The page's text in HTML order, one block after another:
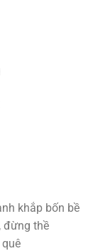
khắp bốn bề
đừng thề